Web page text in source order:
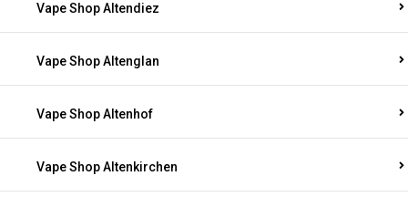
Vape Shop Altendiez
Vape Shop Altenglan
Vape Shop Altenhof
Vape Shop Altenkirchen